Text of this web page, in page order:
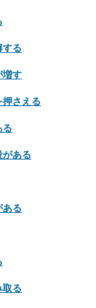
する
増す
さえる
る
がある
ある
取る